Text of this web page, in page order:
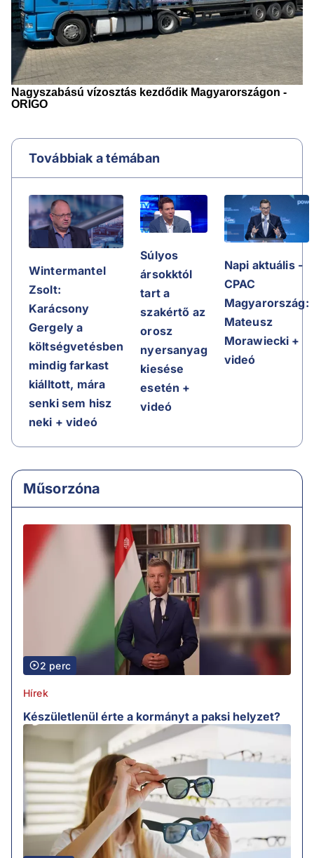
Továbbiak a témában
Wintermantel
Zsolt:
Karácsony
Gergely a
költségvetésben
mindig farkast
kiálltott, mára
senki sem hisz
neki + videó
Súlyos
ársokktól
tart a
szakértő az
orosz
nyersanyag
kiesése
esetén +
videó
Napi aktuális -
CPAC
Magyarország:
Mateusz
Morawiecki +
videó
Műsorzóna
2 perc
Hírek
Készületlenül érte a kormányt a paksi helyzet?